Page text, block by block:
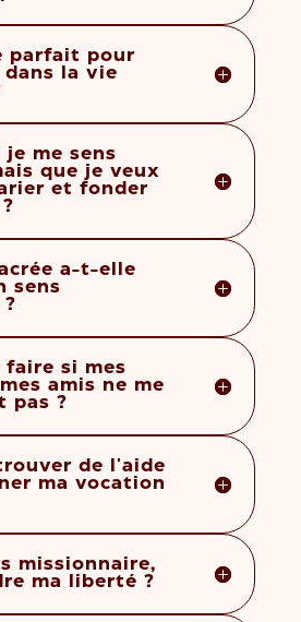
parfait pour
la vie
je me sens
que je veux
et fonder
a-t-elle
sens
faire si mes
amis ne me
pas ?
de l'aide
ma vocation
missionnaire,
ma liberté ?